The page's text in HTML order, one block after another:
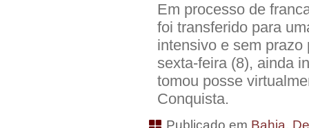
Em processo de
foi transferido para
intensivo e sem
sexta-feira (8), ainda
tomou posse
Conquista.
Publicado em Bahia,